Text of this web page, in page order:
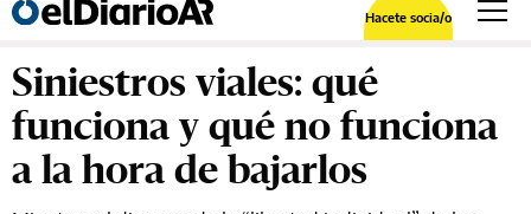
Hacete socia/o
Siniestros viales: qué
funciona y qué no funciona
a la hora de bajarlos